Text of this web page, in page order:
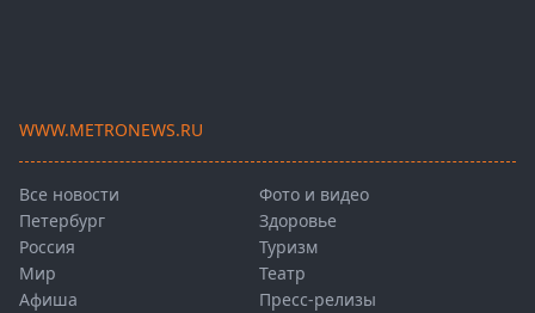
WWW.METRONEWS.RU
Все новости
Петербург
Россия
Мир
Афиша
Фото и видео
Здоровье
Туризм
Театр
Пресс-релизы